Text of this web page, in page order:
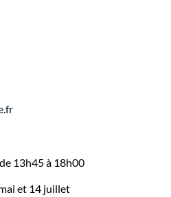
13h45 à 18h00
et 14 juillet